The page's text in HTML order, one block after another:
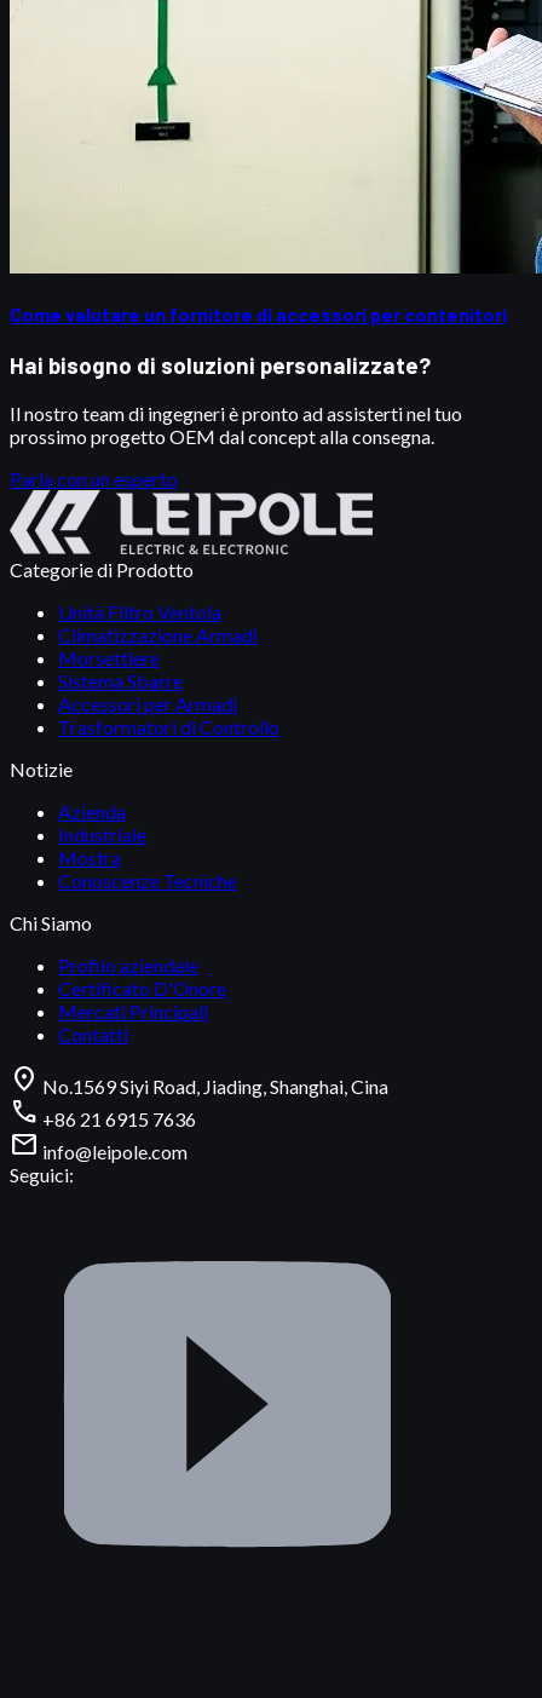
Come valutare un fornitore di accessori per contenitori
Hai bisogno di soluzioni personalizzate?
Il nostro team di ingegneri è pronto ad assisterti nel tuo
prossimo progetto OEM dal concept alla consegna.
Parla con un esperto
Categorie di Prodotto
Unità Filtro Ventola
Climatizzazione Armadi
Morsettiere
Sistema Sbarre
Accessori per Armadi
Trasformatori di Controllo
Notizie
Azienda
Industriale
Mostra
Conoscenze Tecniche
Chi Siamo
Profilo aziendale
Certificato D'Onore
Mercati Principali
Contatti
location_on No.1569 Siyi Road, Jiading, Shanghai, Cina
call +86 21 6915 7636
mail info@leipole.com
Seguici: